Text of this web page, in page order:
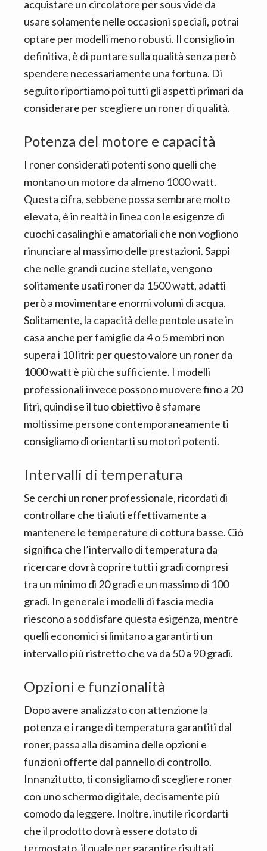
acquistare un circolatore per sous vide da
usare solamente nelle occasioni speciali, potrai
optare per modelli meno robusti. Il consiglio in
definitiva, è di puntare sulla qualità senza però
spendere necessariamente una fortuna. Di
seguito riportiamo poi tutti gli aspetti primari da
considerare per scegliere un roner di qualità.
Potenza del motore e capacità
I roner considerati potenti sono quelli che
montano un motore da almeno 1000 watt.
Questa cifra, sebbene possa sembrare molto
elevata, è in realtà in linea con le esigenze di
cuochi casalinghi e amatoriali che non vogliono
rinunciare al massimo delle prestazioni. Sappi
che nelle grandi cucine stellate, vengono
solitamente usati roner da 1500 watt, adatti
però a movimentare enormi volumi di acqua.
Solitamente, la capacità delle pentole usate in
casa anche per famiglie da 4 o 5 membri non
supera i 10 litri: per questo valore un roner da
1000 watt è più che sufficiente. I modelli
professionali invece possono muovere fino a 20
litri, quindi se il tuo obiettivo è sfamare
moltissime persone contemporaneamente ti
consigliamo di orientarti su motori potenti.
Intervalli di temperatura
Se cerchi un roner professionale, ricordati di
controllare che ti aiuti effettivamente a
mantenere le temperature di cottura basse. Ciò
significa che l’intervallo di temperatura da
ricercare dovrà coprire tutti i gradi compresi
tra un minimo di 20 gradi e un massimo di 100
gradi. In generale i modelli di fascia media
riescono a soddisfare questa esigenza, mentre
quelli economici si limitano a garantirti un
intervallo più ristretto che va da 50 a 90 gradi.
Opzioni e funzionalità
Dopo avere analizzato con attenzione la
potenza e i range di temperatura garantiti dal
roner, passa alla disamina delle opzioni e
funzioni offerte dal pannello di controllo.
Innanzitutto, ti consigliamo di scegliere roner
con uno schermo digitale, decisamente più
comodo da leggere. Inoltre, inutile ricordarti
che il prodotto dovrà essere dotato di
termostato, il quale per garantire risultati